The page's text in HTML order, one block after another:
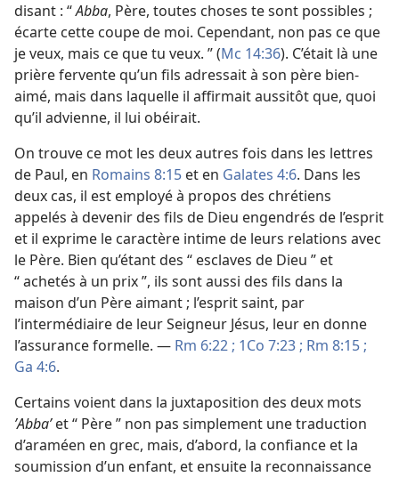
disant : “Abba, Père, toutes choses te sont possibles ;
écarte cette coupe de moi. Cependant, non pas ce que
je veux, mais ce que tu veux. ” (Mc 14:36). C’était là une
prière fervente qu’un fils adressait à son père bien-
aimé, mais dans laquelle il affirmait aussitôt que, quoi
qu’il advienne, il lui obéirait.
On trouve ce mot les deux autres fois dans les lettres
de Paul, en Romains 8:15 et en Galates 4:6. Dans les
deux cas, il est employé à propos des chrétiens
appelés à devenir des fils de Dieu engendrés de l’esprit
et il exprime le caractère intime de leurs relations avec
le Père. Bien qu’étant des “ esclaves de Dieu ” et
“ achetés à un prix ”, ils sont aussi des fils dans la
maison d’un Père aimant ; l’esprit saint, par
l’intermédiaire de leur Seigneur Jésus, leur en donne
l’assurance formelle. — Rm 6:22 ; 1Co 7:23 ; Rm 8:15 ;
Ga 4:6.
Certains voient dans la juxtaposition des deux mots
ʼAbbaʼet “ Père ” non pas simplement une traduction
d’araméen en grec, mais, d’abord, la confiance et la
soumission d’un enfant, et ensuite la reconnaissance